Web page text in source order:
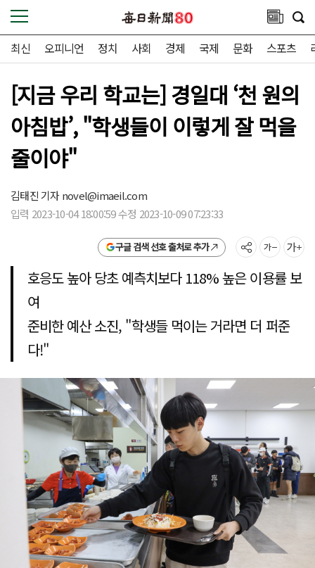
최신 오피니언 정치 사회 경제 국제 문화 스포츠
[지금 우리 학교는] 경일대 ‘천 원의
아침밥’, "학생들이 이렇게 잘 먹을
줄이야"
김태진 기자novel@imaeil.com
입력 2023-10-04 18:00:59 수정 2023-10-09 07:23:33
구글 검색 선호 출처로 추가
호응도 높아 당초 예측치보다 118% 높은 이용률 보
여
준비한 예산 소진, "학생들 먹이는 거라면 더 퍼준
다!"